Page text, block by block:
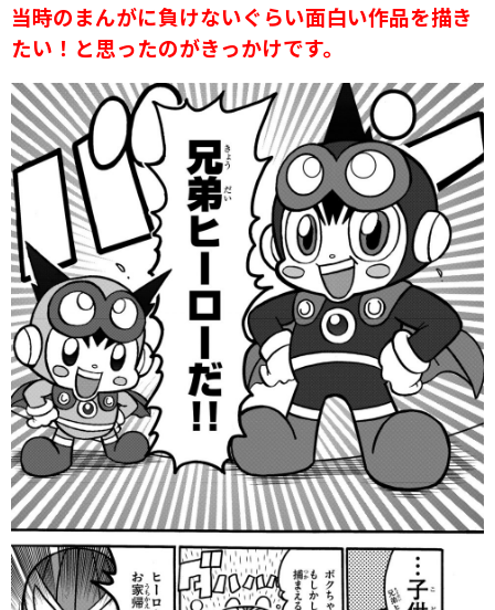
当時のまんがに負けないぐらい面白い作品を描き
たい！と思ったのがきっかけです。